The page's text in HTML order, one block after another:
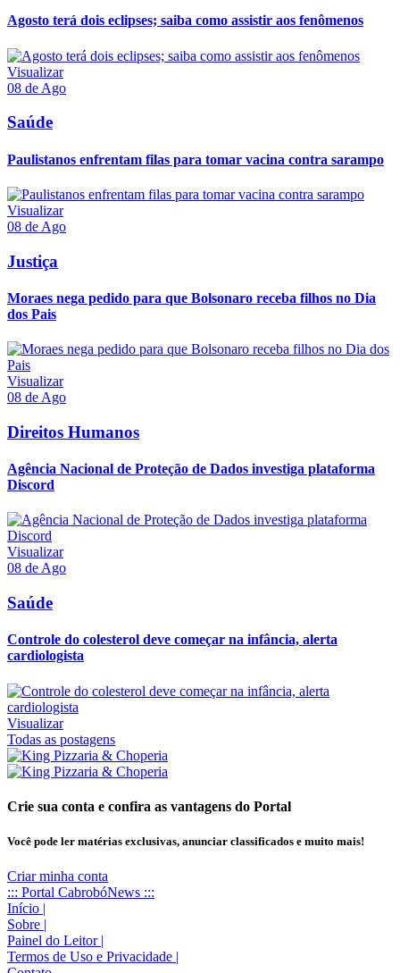
Agosto terá dois eclipses; saiba como assistir aos fenômenos
Visualizar
08 de Ago
Saúde
Paulistanos enfrentam filas para tomar vacina contra sarampo
Visualizar
08 de Ago
Justiça
Moraes nega pedido para que Bolsonaro receba filhos no Dia
dos Pais
Visualizar
08 de Ago
Direitos Humanos
Agência Nacional de Proteção de Dados investiga plataforma
Discord
Visualizar
08 de Ago
Saúde
Controle do colesterol deve começar na infância, alerta
cardiologista
Visualizar
Todas as postagens
Crie sua conta e confira as vantagens do Portal
Você pode ler matérias exclusivas, anunciar classificados e muito mais!
Criar minha conta
::: Portal CabrobóNews :::
Início |
Sobre |
Painel do Leitor |
Termos de Uso e Privacidade |